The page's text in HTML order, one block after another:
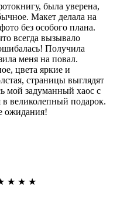
была уверена,
Макет делала на
без особого плана.
всегда вызывало
Получила
меня на повал.
цвета яркие и
страницы выглядят
мой задуманный хаос с
великолепный подарок.
ожидания!
★ ★ ★